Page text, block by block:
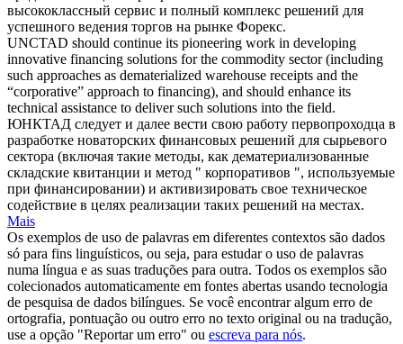
высококлассный сервис и полный комплекс решений для
успешного ведения торгов на рынке Форекс.
UNCTAD should continue its pioneering work in developing
innovative financing solutions for the commodity sector (including
such approaches as dematerialized warehouse receipts and the
“corporative” approach to financing), and should enhance its
technical assistance to deliver such solutions into the field.
ЮНКТАД следует и далее вести свою работу первопроходца в
разработке новаторских финансовых решений для сырьевого
сектора (включая такие методы, как дематериализованные
складские квитанции и метод " корпоративов ", используемые
при финансировании) и активизировать свое техническое
содействие в целях реализации таких решений на местах.
Mais
Os exemplos de uso de palavras em diferentes contextos são dados
só para fins linguísticos, ou seja, para estudar o uso de palavras
numa língua e as suas traduções para outra. Todos os exemplos são
colecionados automaticamente em fontes abertas usando tecnologia
de pesquisa de dados bilíngues. Se você encontrar algum erro de
ortografia, pontuação ou outro erro no texto original ou na tradução,
use a opção "Reportar um erro" ou escreva para nós.